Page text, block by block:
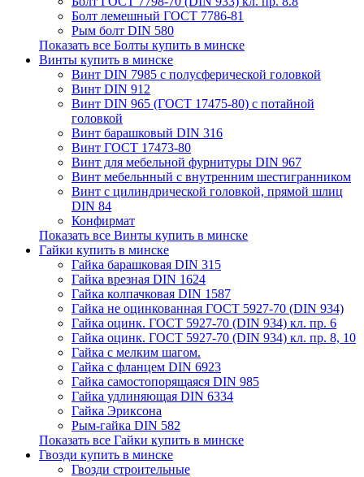
Болт лемешный ГОСТ 7786-81
Рым болт DIN 580
Показать все Болты купить в минске
Винты купить в минске
Винт DIN 7985 с полусферической головкой
Винт DIN 912
Винт DIN 965 (ГОСТ 17475-80) с потайной
головкой
Винт барашковый DIN 316
Винт ГОСТ 17473-80
Винт для мебельной фурнитуры DIN 967
Винт мебельнный с внутренним шестигранником
Винт с цилиндрической головкой, прямой шлиц
DIN 84
Конфирмат
Показать все Винты купить в минске
Гайки купить в минске
Гайка барашковая DIN 315
Гайка врезная DIN 1624
Гайка колпачковая DIN 1587
Гайка не оцинкованная ГОСТ 5927-70 (DIN 934)
Гайка оцинк. ГОСТ 5927-70 (DIN 934) кл. пр. 6
Гайка оцинк. ГОСТ 5927-70 (DIN 934) кл. пр. 8, 10
Гайка с мелким шагом.
Гайка с фланцем DIN 6923
Гайка самостопорящаяся DIN 985
Гайка удлиняющая DIN 6334
Гайка Эриксона
Рым-гайка DIN 582
Показать все Гайки купить в минске
Гвозди купить в минске
Гвозди строительные